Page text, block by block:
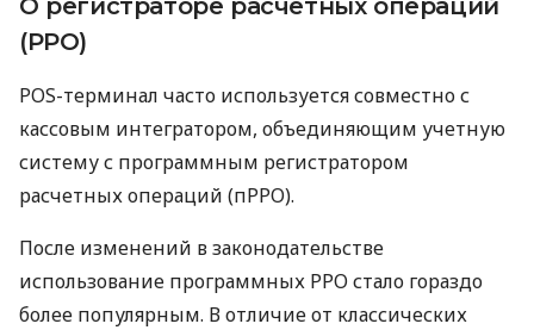
О регистраторе расчетных операций
(РРО)
POS-терминал часто используется совместно с
кассовым интегратором, объединяющим учетную
систему с программным регистратором
расчетных операций (пРРО).
После изменений в законодательстве
использование программных РРО стало гораздо
более популярным. В отличие от классических